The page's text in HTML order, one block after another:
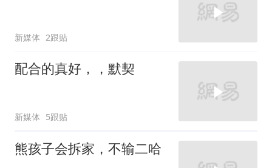
新媒体 2跟贴
配合的真好，，默契
新媒体 5跟贴
熊孩子会拆家，不输二哈